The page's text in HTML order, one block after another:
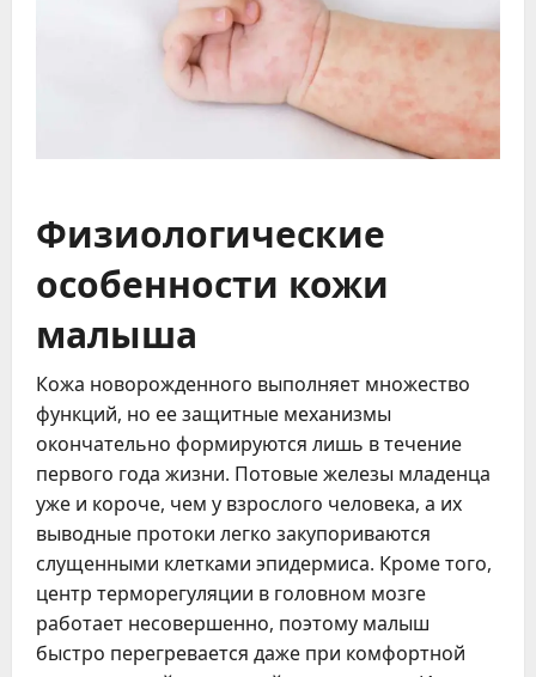
Физиологические
особенности кожи
малыша
Кожа новорожденного выполняет множество
функций, но ее защитные механизмы
окончательно формируются лишь в течение
первого года жизни. Потовые железы младенца
уже и короче, чем у взрослого человека, а их
выводные протоки легко закупориваются
слущенными клетками эпидермиса. Кроме того,
центр терморегуляции в головном мозге
работает несовершенно, поэтому малыш
быстро перегревается даже при комфортной